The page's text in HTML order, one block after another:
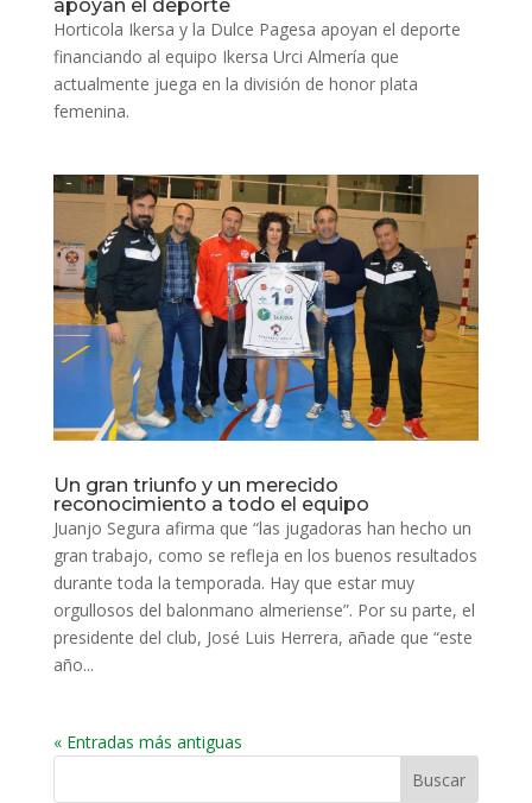
apoyan el deporte
Horticola Ikersa y la Dulce Pagesa apoyan el deporte
financiando al equipo Ikersa Urci Almería que
actualmente juega en la división de honor plata
femenina.
Un gran triunfo y un merecido
reconocimiento a todo el equipo
Juanjo Segura afirma que “las jugadoras han hecho un
gran trabajo, como se refleja en los buenos resultados
durante toda la temporada. Hay que estar muy
orgullosos del balonmano almeriense”. Por su parte, el
presidente del club, José Luis Herrera, añade que “este
año...
« Entradas más antiguas